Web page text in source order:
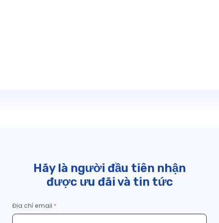
Hãy là người đầu tiên nhận
được ưu đãi và tin tức
Địa chỉ email